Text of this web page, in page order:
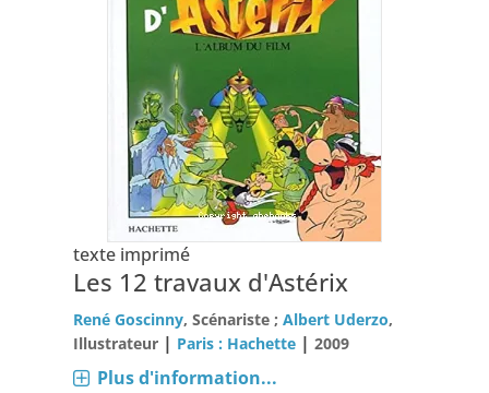
texte imprimé
Les 12 travaux d'Astérix
René Goscinny, Scénariste ;Albert Uderzo,
Illustrateur | Paris : Hachette |2009
Plus d'information...